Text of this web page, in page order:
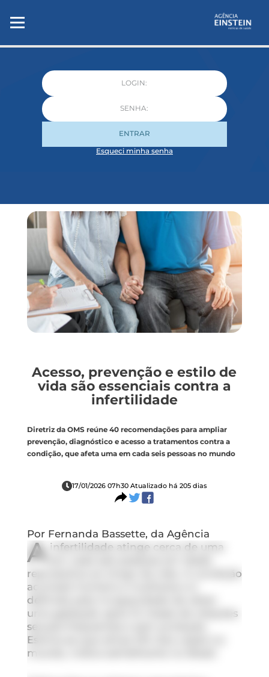
ENTRAR
Esqueci minha senha
Acesso, prevenção e estilo de
vida são essenciais contra a
infertilidade
Diretriz da OMS reúne 40 recomendações para ampliar
prevenção, diagnóstico e acesso a tratamentos contra a
condição, que afeta uma em cada seis pessoas no mundo
17/01/2026 07h30 Atualizado há 205 dias
Por Fernanda Bassette, da Agência
A infertilidade atinge cerca de uma
reprodutiva ao longo da vida. A condição
acomete homens e mulheres e é
definida pela incapacidade de obter
uma gestação após 12 meses de relações
sexuais frequentes e sem proteção.
Estima-se que atinja 15% dos casais no
mundo, índice semelhante no Brasil.